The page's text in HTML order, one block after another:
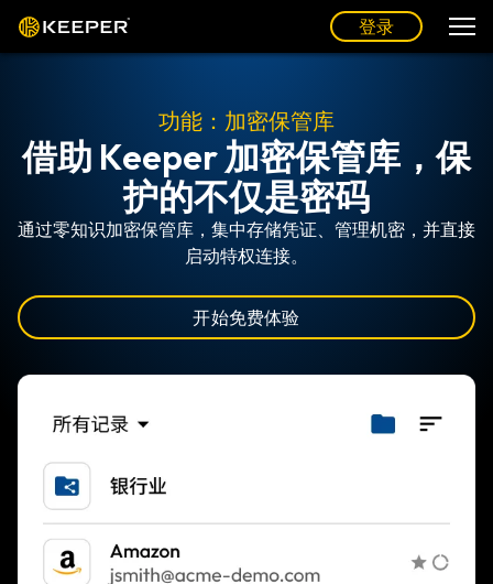
登录
功能：加密保管库
借助 Keeper 加密保管库，保
护的不仅是密码
通过零知识加密保管库，集中存储凭证、管理机密，并直接
启动特权连接。
开始免费体验